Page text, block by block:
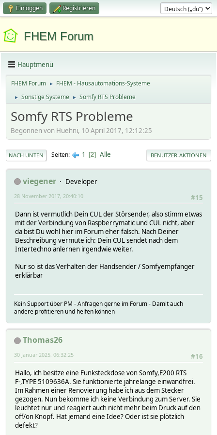
Einloggen Registrieren
FHEM Forum
Hauptmenü
FHEM Forum ► FHEM - Hausautomations-Systeme
► Sonstige Systeme ► Somfy RTS Probleme
Somfy RTS Probleme
Begonnen von Huehni, 10 April 2017, 12:12:25
NACH UNTEN Seiten 1 2 Alle BENUTZER-AKTIONEN
viegener
Developer
#15
28 November 2017, 20:40:10
Dann ist vermutlich Dein CUL der Störsender, also stimm etwas
mit der Verbindung von Raspberrymatic und CUL nicht, aber
da bist Du wohl hier im Forum eher falsch. Nach Deiner
Beschreibung vermute ich: Dein CUL sendet nach dem
Intertechno anlernen irgendwie weiter.
Nur so ist das Verhalten der Handsender / Somfyempfänger
erklärbar
Kein Support über PM - Anfragen gerne im Forum - Damit auch
andere profitieren und helfen können
Thomas26
#16
30 Januar 2025, 06:32:25
Hallo, ich besitze eine Funksteckdose von Somfy,E200 RTS
F-,TYPE 5109636A. Sie funktionierte jahrelange einwandfrei.
Im Rahmen einer Renovierung habe ich aus dem Stecker
gezogen. Nun bekomme ich keine Verbindung zum Server. Sie
leuchtet nur und reagiert auch nicht mehr beim Druck auf den
off/on Knopf. Hat jemand eine Idee? Oder ist sie plötzlich
defekt?